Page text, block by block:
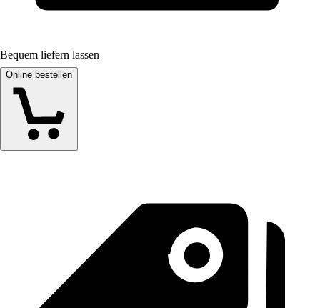
Bequem liefern lassen
Online bestellen